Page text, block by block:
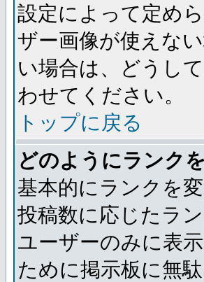
設定によって定め
ザー画像が使えな
い場合は、どうし
わせてください。
トップに戻る
どのようにランク
基本的にランクを
投稿数に応じたラ
ユーザーのみに表
ために掲示板に無